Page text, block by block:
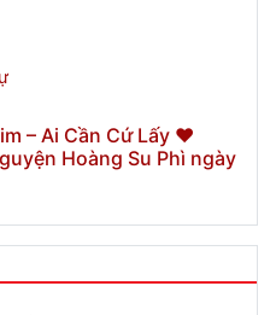
– Ai Cần Cứ Lấy ❤️
Hoàng Su Phì ngày